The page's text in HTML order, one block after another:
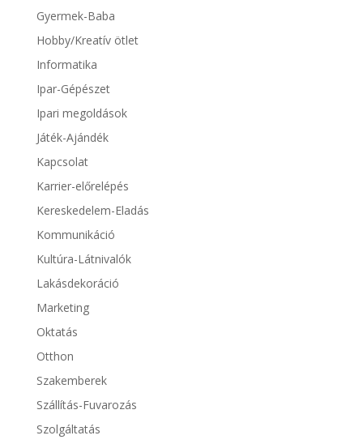
Gyermek-Baba
Hobby/Kreatív ötlet
Informatika
Ipar-Gépészet
Ipari megoldások
Játék-Ajándék
Kapcsolat
Karrier-előrelépés
Kereskedelem-Eladás
Kommunikáció
Kultúra-Látnivalók
Lakásdekoráció
Marketing
Oktatás
Otthon
Szakemberek
Szállítás-Fuvarozás
Szolgáltatás